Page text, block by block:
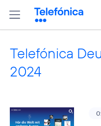
Telefónica
2024